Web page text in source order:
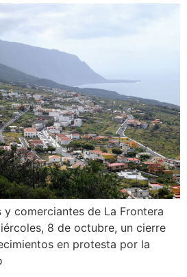
comerciantes de La Frontera
8 de octubre, un cierre
en protesta por la